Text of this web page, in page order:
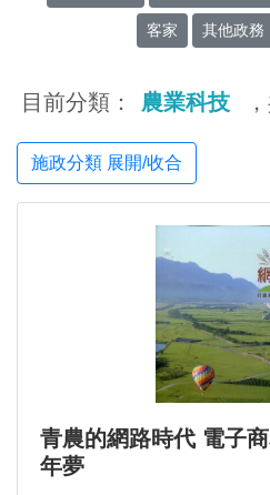
客家 其他政務
目前分類： 農業科技
施政分類 展開/收合
青農的網路時代 電子
年夢